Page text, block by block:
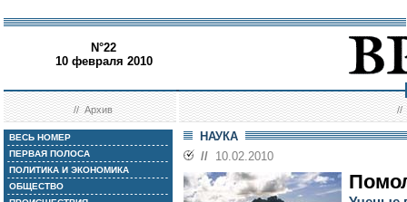
N°22
10 февраля 2010
//Архив //
ВЕСЬ НОМЕР
ПЕРВАЯ ПОЛОСА
ПОЛИТИКА И ЭКОНОМИКА
ОБЩЕСТВО
НАУКА
// 10.02.2010